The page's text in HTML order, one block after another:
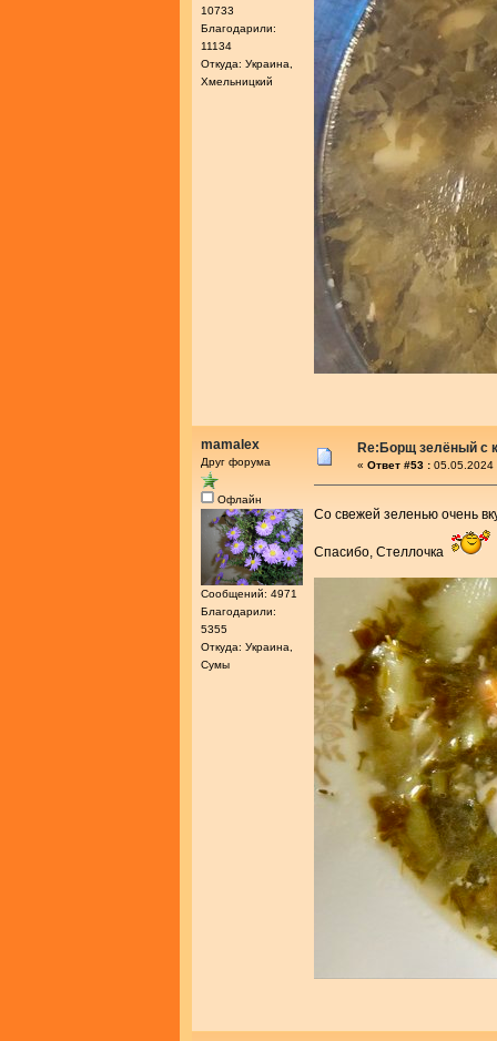
10733
Благодарили:
11134
Откуда: Украина,
Хмельницкий
mamalex
Друг форума
Офлайн
Сообщений: 4971
Благодарили:
5355
Откуда: Украина,
Сумы
Re:Борщ зелёный с
« Ответ #53 : 05.05.2024
Со свежей зеленью очень
Спасибо, Стеллочка